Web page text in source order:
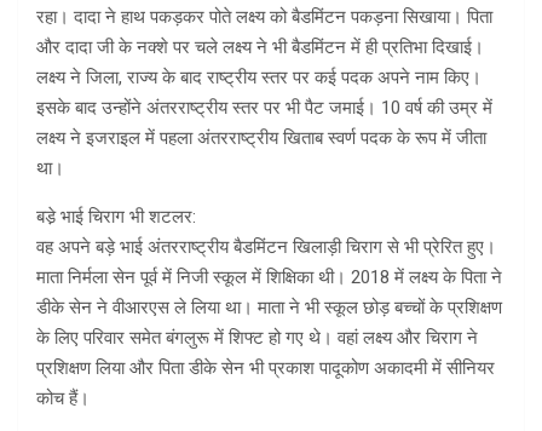
रहा। दादा ने हाथ पकड़कर पोते लक्ष्य को बैडमिंटन पकड़ना सिखाया। पिता
और दादा जी के नक्शे पर चले लक्ष्य ने भी बैडमिंटन में ही प्रतिभा दिखाई।
लक्ष्य ने जिला, राज्य के बाद राष्ट्रीय स्तर पर कई पदक अपने नाम किए।
इसके बाद उन्होंने अंतरराष्ट्रीय स्तर पर भी पैट जमाई। 10 वर्ष की उम्र में
लक्ष्य ने इजराइल में पहला अंतरराष्ट्रीय खिताब स्वर्ण पदक के रूप में जीता
था।
बडे़ भाई च‍िराग भी शटलर:
वह अपने बड़े भाई अंतरराष्ट्रीय बैडमिंटन खिलाड़ी चिराग से भी प्रेरित हुए।
माता निर्मला सेन पूर्व में निजी स्कूल में शिक्षिका थी। 2018 में लक्ष्य के पिता ने
डीके सेन ने वीआरएस ले लिया था। माता ने भी स्कूल छोड़ बच्चों के प्रशिक्षण
के लिए परिवार समेत बंगलुरू में शिफ्ट हो गए थे। वहां लक्ष्य और चिराग ने
प्रशिक्षण लिया और पिता डीके सेन भी प्रकाश पादूकोण अकादमी में सीनियर
कोच हैं।